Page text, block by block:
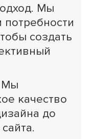
Мы
создать
Мы
качество
до